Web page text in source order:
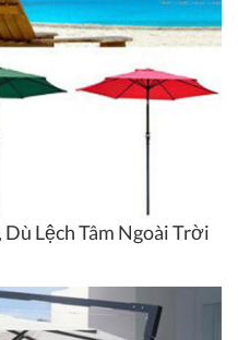
Lệch Tâm Ngoài Trời